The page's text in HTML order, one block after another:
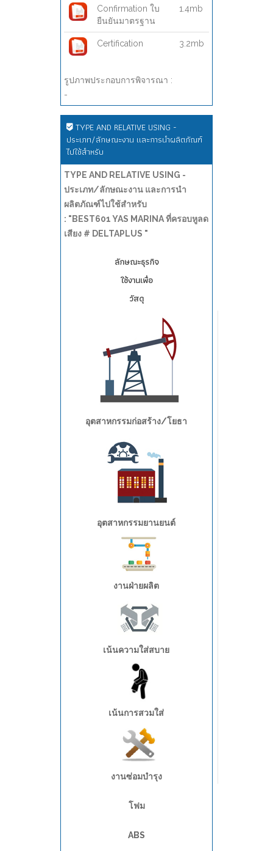
Confirmation ใบ
ยืนยันมาตรฐาน
1.4mb
Certification 3.2mb
รูปภาพประกอบการพิจารณา :
-
TYPE AND RELATIVE USING -
ประเภท/ลักษณะงาน และการนำผลิตภัณฑ์
ไปใช้สำหรับ
TYPE AND RELATIVE USING -
ประเภท/ลักษณะงาน และการนำ
ผลิตภัณฑ์ไปใช้สำหรับ
: "BEST601 YAS MARINA ที่ครอบหูลด
เสียง # DELTAPLUS "
ลักษณะธุรกิจ
ใช้งานเพื่อ
วัสดุ
อุตสาหกรรมก่อสร้าง/โยธา
อุตสาหกรรมยานยนต์
งานฝ่ายผลิต
เน้นความใส่สบาย
เน้นการสวมใส่
งานซ่อมบำรุง
โฟม
ABS